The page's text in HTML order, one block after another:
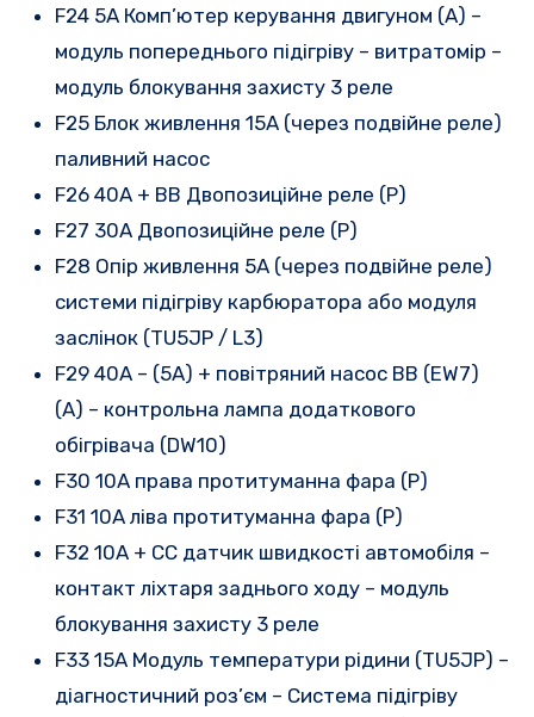
F24 5A Комп’ютер керування двигуном (A) –
модуль попереднього підігріву – витратомір –
модуль блокування захисту 3 реле
F25 Блок живлення 15A (через подвійне реле)
паливний насос
F26 40A + BB Двопозиційне реле (P)
F27 30A Двопозиційне реле (P)
F28 Опір живлення 5A (через подвійне реле)
системи підігріву карбюратора або модуля
заслінок (TU5JP / L3)
F29 40A – (5A) + повітряний насос BB (EW7)
(A) – контрольна лампа додаткового
обігрівача (DW10)
F30 10A права протитуманна фара (P)
F31 10A ліва протитуманна фара (P)
F32 10A + CC датчик швидкості автомобіля –
контакт ліхтаря заднього ходу – модуль
блокування захисту 3 реле
F33 15A Модуль температури рідини (TU5JP) –
діагностичний роз’єм – Система підігріву